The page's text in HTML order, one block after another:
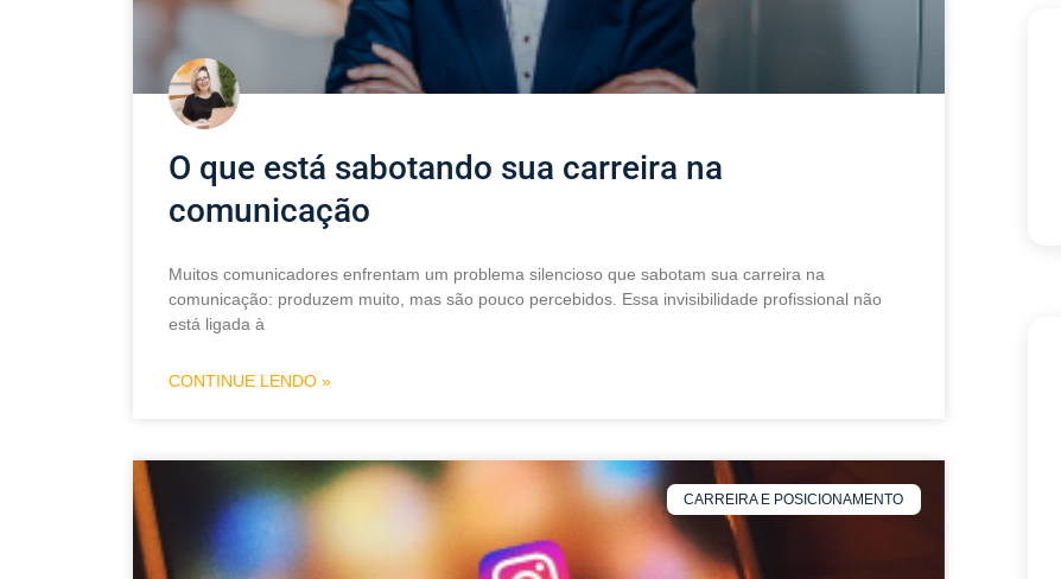
O que está sabotando sua carreira na
comunicação
Muitos comunicadores enfrentam um problema silencioso que sabotam sua carreira na
comunicação: produzem muito, mas são pouco percebidos. Essa invisibilidade profissional não
está ligada à
CONTINUE LENDO »
CARREIRA E POSICIONAMENTO